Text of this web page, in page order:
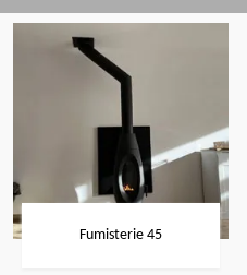
Fumisterie 45